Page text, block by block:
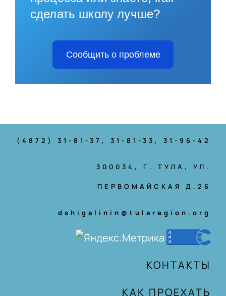
сделать школу лучше?
Сообщить о проблеме
(4872) 31-81-37, 31-81-33, 31-96-42
300034, Г. ТУЛА, УЛ.
ПЕРВОМАЙСКАЯ Д.26
dshigalinin@tularegion.org
КОНТАКТЫ
КАК ПРОЕХАТЬ